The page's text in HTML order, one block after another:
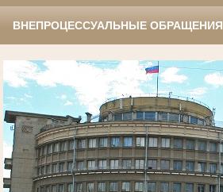
ВНЕПРОЦЕССУАЛЬНЫЕ ОБРАЩЕНИЯ